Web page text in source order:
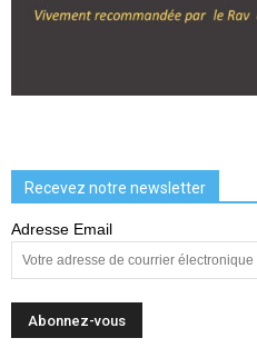
Recevez notre newsletter
Adresse Email